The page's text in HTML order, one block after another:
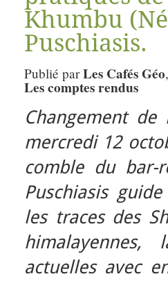
Khumbu
Puschiasis.
Publié parLes Cafés Géo
Les comptes rendus
Changement
mercredi 12
comble du bar-
Puschiasis
les traces des
himalayennes,
actuelles avec